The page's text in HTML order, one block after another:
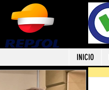
INICIO